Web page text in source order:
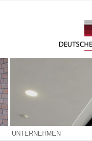
UNTERNEHMEN